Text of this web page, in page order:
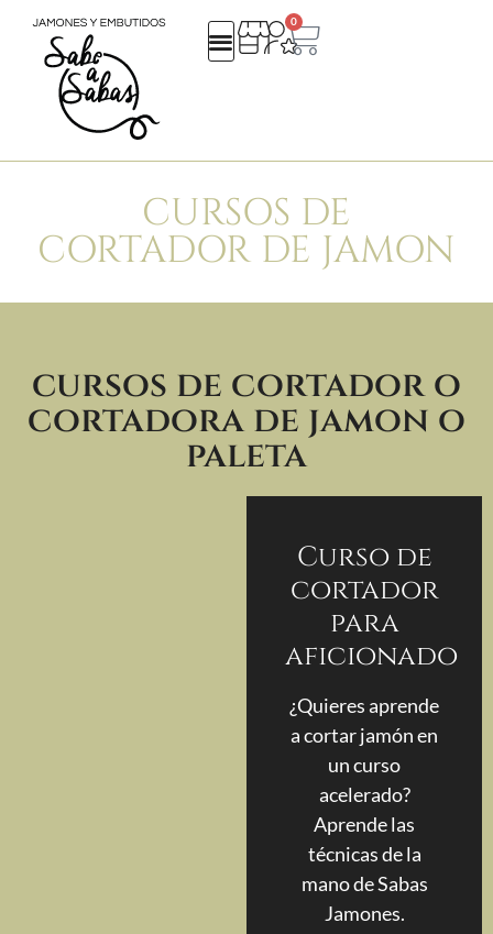
0
CURSOS DE
CORTADOR DE JAMON
cursos de cortador o
cortadora de jamon o
paleta
Curso de
cortador
para
aficionado
¿Quieres aprende
a cortar jamón en
un curso
acelerado?
Aprende las
técnicas de la
mano de Sabas
Jamones.